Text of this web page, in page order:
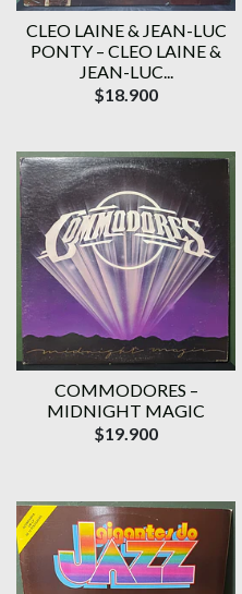
CLEO LAINE & JEAN-LUC
PONTY – CLEO LAINE &
JEAN-LUC...
$18.900
COMMODORES –
MIDNIGHT MAGIC
$19.900